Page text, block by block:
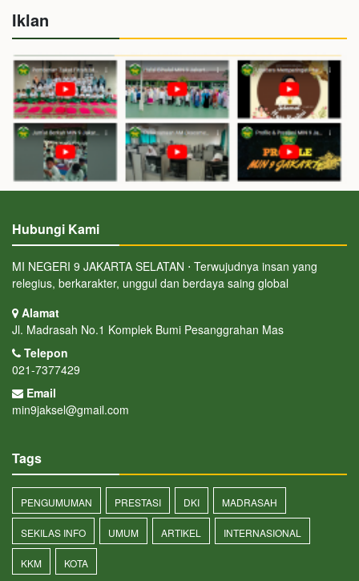
Iklan
Hubungi Kami
MI NEGERI 9 JAKARTA SELATAN ⋅ Terwujudnya insan yang
relegius, berkarakter, unggul dan berdaya saing global
Alamat
Jl. Madrasah No.1 Komplek Bumi Pesanggrahan Mas
Telepon
021-7377429
Email
min9jaksel@gmail.com
Tags
PENGUMUMAN PRESTASI DKI MADRASAH
SEKILAS INFO UMUM ARTIKEL INTERNASIONAL
KKM KOTA